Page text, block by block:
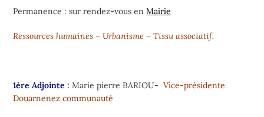
Permanence : sur rendez-vous enMairie
Ressources humaines – Urbanisme – Tissu associatif.
1ère Adjointe : Marie pierre BARIOU-Vice-présidente
Douarnenez communauté